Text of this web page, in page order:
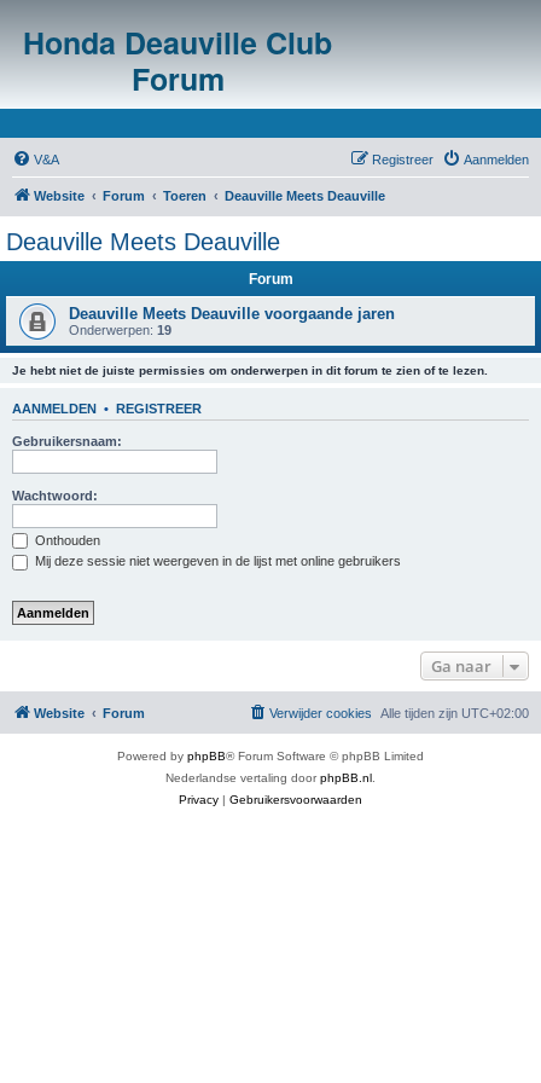
Honda Deauville Club
Forum
V&A Aanmelden
Registreer
Website Forum Toeren Deauville Meets Deauville
Deauville Meets Deauville
Forum
Deauville Meets Deauville voorgaande jaren
Onderwerpen: 19
Je hebt niet de juiste permissies om onderwerpen in dit forum te zien of te lezen.
AANMELDEN • REGISTREER
Gebruikersnaam:
Wachtwoord:
Onthouden
Mij deze sessie niet weergeven in de lijst met online gebruikers
Ga naar
Website Forum Alle tijden zijn UTC+02:00
Verwijder cookies
Powered by phpBB® Forum Software © phpBB Limited
Nederlandse vertaling doorphpBB.nl
Privacy | Gebruikersvoorwaarden